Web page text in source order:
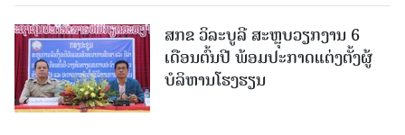
ສກຂ ວິລະບູລີ ສະຫຼຸບວຽກງານ 6
ເດືອນຕົ້ນປີ ພ້ອມປະກາດແຕ່ງຕັ້ງຜູ້
ບໍລິຫານໂຮງຮຽນ